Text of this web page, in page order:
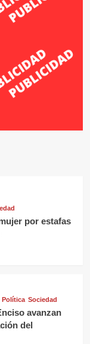
por estafas
Política Sociedad
avanzan
del